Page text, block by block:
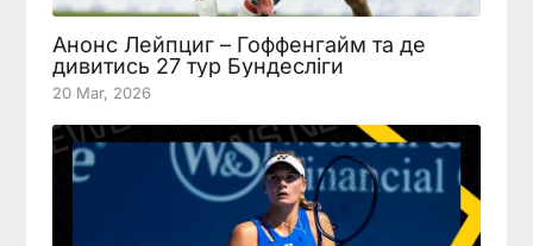
Анонс Лейпциг – Гоффенгайм та де
дивитись 27 тур Бундесліги
20 Mar, 2026